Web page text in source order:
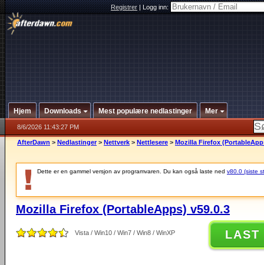
Registrer|Logg inn:
Hjem Downloads Mest populære nedlastinger Mer
8/6/2026 11:43:27 PM
AfterDawn > Nedlastinger > Nettverk > Nettlesere > Mozilla Firefox
Dette er en gammel versjon av programvaren. Du kan også laste ned v80.0 (siste
Mozilla Firefox (PortableApps) v59.0.3
Vista / Win10 / Win7 / Win8 / WinXP LAST